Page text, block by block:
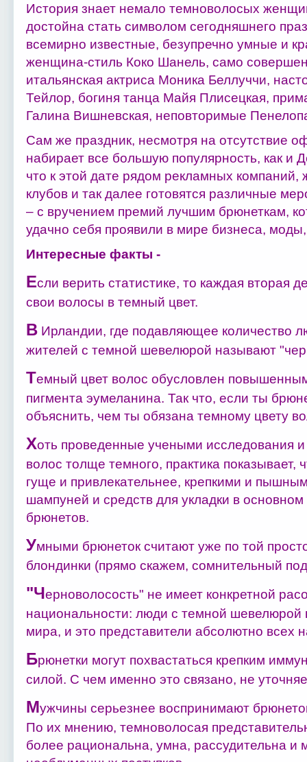
История знает немало темноволосых
достойна стать символом сегодняшнего
всемирно известные, безупречно умные и
женщина-стиль Коко Шанель, само
итальянская актриса Моника Беллуччи,
Тейлор, богиня танца Майя Плисецкая,
Галина Вишневская, неповторимые
Сам же праздник, несмотря на отсутствие
набирает все большую популярность, как и
что к этой дате рядом рекламных компаний,
клубов и так далее готовятся различные
– с вручением премий лучшим брюнеткам,
удачно себя проявили в мире бизнеса,
Интересные факты -
Если верить статистике, то каждая вторая
свои волосы в темный цвет.
ВИрландии, где подавляющее количество
жителей с темной шевелюрой называют
Темный цвет волос обусловлен
пигмента эумеланина. Так что, если ты
объяснить, чем ты обязана темному цвету
Хоть проведенные учеными исследования и
волос толще темного, практика показывает,
гуще и привлекательнее, крепкими и
шампуней и средств для укладки в
брюнетов.
Умными брюнеток считают уже по той
блондинки (прямо скажем, сомнительный
"Черноволосость" не имеет конкретной
национальности: люди с темной шевелюрой
мира, и это представители абсолютно всех
Брюнетки могут похвастаться крепким
силой. С чем именно это связано, не
Мужчины серьезнее воспринимают
По их мнению, темноволосая
более рациональна, умна, рассудительна и